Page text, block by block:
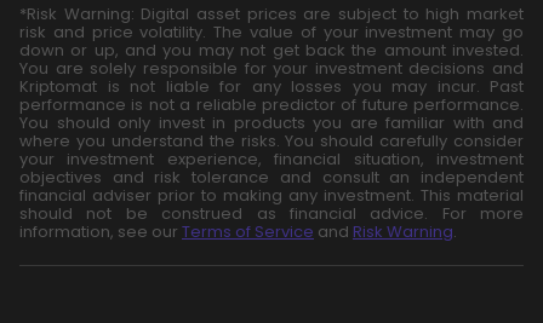
*Risk Warning: Digital asset prices are subject to high market
risk and price volatility. The value of your investment may go
down or up, and you may not get back the amount invested.
You are solely responsible for your investment decisions and
Kriptomat is not liable for any losses you may incur. Past
performance is not a reliable predictor of future performance.
You should only invest in products you are familiar with and
where you understand the risks. You should carefully consider
your investment experience, financial situation, investment
objectives and risk tolerance and consult an independent
financial adviser prior to making any investment. This material
should not be construed as financial advice. For more
information, see our Terms of Service and Risk Warning.